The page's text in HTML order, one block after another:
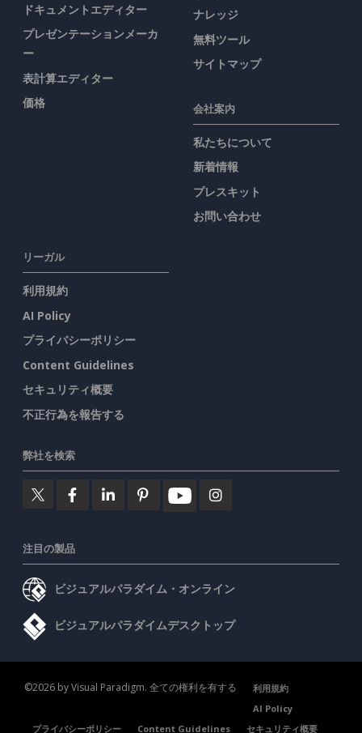
ドキュメントエディター
プレゼンテーションメーカ
ー
表計算エディター
価格
ナレッジ
無料ツール
サイトマップ
会社案内
私たちについて
新着情報
プレスキット
お問い合わせ
リーガル
利用規約
AI Policy
プライバシーポリシー
Content Guidelines
セキュリティ概要
不正行為を報告する
弊社を検索
注目の製品
ビジュアルパラダイム・オンライン
ビジュアルパラダイムデスクトップ
©2026 by Visual Paradigm. 全ての権利を有する
利用規約
AI Policy
プライバシーポリシー
Content Guidelines セキュリティ概要